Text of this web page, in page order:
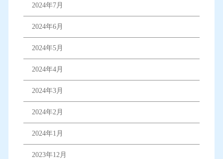
2024年7月
2024年6月
2024年5月
2024年4月
2024年3月
2024年2月
2024年1月
2023年12月